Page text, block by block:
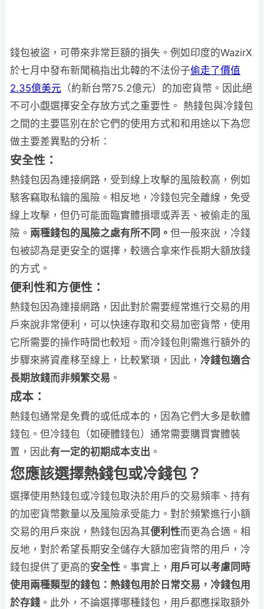
錢包被盜，可帶來非常巨額的損失。例如印度的WazirX
於七月中發布新聞稿指出北韓的不法份子偷走了價值
2.35億美元 （約新台幣75.2億元）的加密貨幣。因此絕
不可小覷選擇安全存放方式之重要性。 熱錢包與冷錢包
之間的主要區別在於它們的使用方式和和用途以下為您
做主要差異點的分析：
安全性：
熱錢包因為連接網路，受到線上攻擊的風險較高，例如
駭客竊取私鑰的風險。相反地，冷錢包完全離線，免受
線上攻擊，但仍可能面臨實體損壞或弄丟、被偷走的風
險。 兩種錢包的風險之處有所不同。 但一般來說，冷錢
包被認為是更安全的選擇，較適合拿來作長期大額放錢
的方式。
便利性和方便性：
熱錢包因為連接網路，因此對於需要經常進行交易的用
戶來說非常便利，可以快速存取和交易加密貨幣，使用
它所需要的操作時間也較短。而冷錢包則需進行額外的
步驟來將資產移至線上，比較繁瑣，因此， 冷錢包適合
長期放錢而非頻繁交易 。
成本：
熱錢包通常是免費的或低成本的，因為它們大多是軟體
錢包。但冷錢包（如硬體錢包）通常需要購買實體裝
置，因此有一定的初期成本支出 。
您應該選擇熱錢包或冷錢包？
選擇使用熱錢包或冷錢包取決於用戶的交易頻率、持有
的加密貨幣數量以及風險承受能力。對於頻繁進行小額
交易的用戶來說，熱錢包因為其便利性而更為合適。相
反地，對於希望長期安全儲存大額加密貨幣的用戶，冷
錢包提供了更高的安全性 。事實上， 用戶可以考慮同時
使用兩種類型的錢包：熱錢包用於日常交易，冷錢包用
於存錢 。此外，不論選擇哪種錢包，用戶都應採取額外